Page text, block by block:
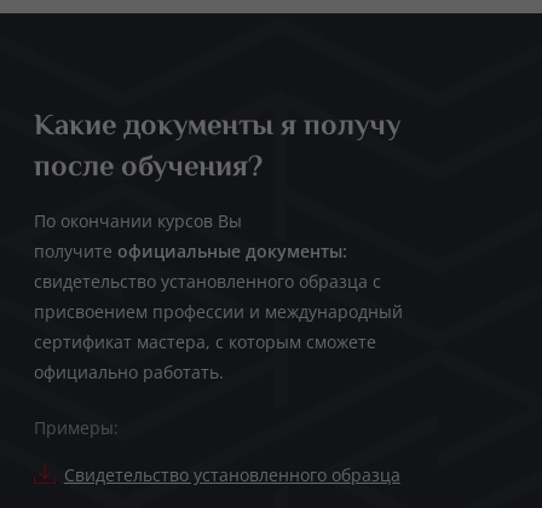
Какие документы я получу
после обучения?
По окончании курсов Вы
получите официальные документы:
свидетельство установленного образца с
присвоением профессии и международный
сертификат мастера, с которым сможете
официально работать.
Примеры:
Свидетельство установленного образца